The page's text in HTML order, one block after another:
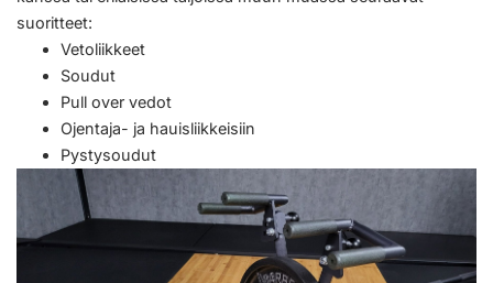
suoritteet:
Vetoliikkeet
Soudut
Pull over vedot
Ojentaja- ja hauisliikkeisiin
Pystysoudut